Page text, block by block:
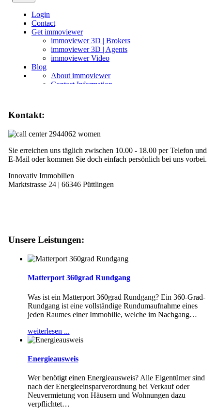
Kontakt:
Sie erreichen uns täglich zwischen 10.00 - 18.00 per Telefon und
E-Mail oder kommen Sie doch einfach persönlich bei uns vorbei.
Innovativ Immobilien
Marktstrasse 24 | 66346 Püttlingen
Unsere Leistungen:
Matterport 360grad Rundgang
Was ist ein Matterport 360grad Rundgang? Ein 360-Grad-
Rundgang ist eine vollständige Rundumaufnahme eines
jeden Raumes einer Immobilie, welche im Nachgang…
weiterlesen ...
Energieausweis
Wer benötigt einen Energieausweis? Alle Eigentümer sind
nach der Energieeinsparverordnung bei Verkauf oder
Neuvermietung von Häusern und Wohnungen dazu
verpflichtet…